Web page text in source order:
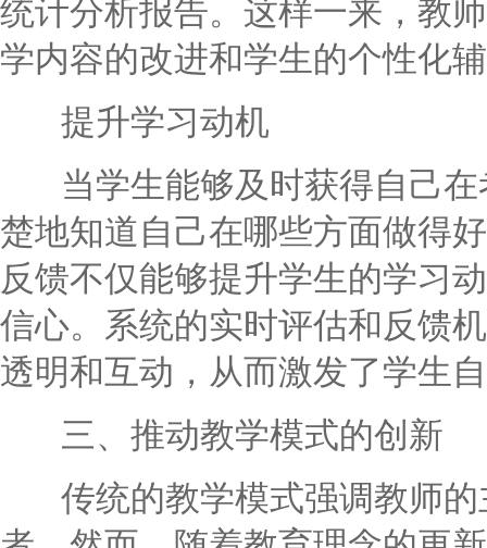
统计分析报告。这样一来，教
学内容的改进和学生的个性化
提升学习动机
当学生能够及时获得自己在
楚地知道自己在哪些方面做得
反馈不仅能够提升学生的学习
信心。系统的实时评估和反馈
透明和互动，从而激发了学生
三、推动教学模式的创新
传统的教学模式强调教师的